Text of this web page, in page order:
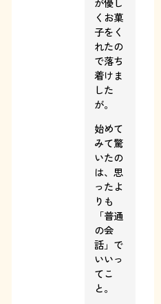
くお菓
子をく
れたの
で落ち
着けま
した
が。
始めて
みて驚
いたの
は、思
ったよ
りも
「普通
の会
話」で
いいっ
てこ
と。